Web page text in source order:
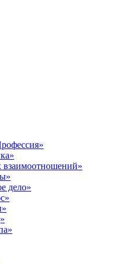
Персональный сайтцентра
натальной карты,
Астропсихолог опишет
задавать вопросы по
точного времени своего
взаимоотношений»
дело»